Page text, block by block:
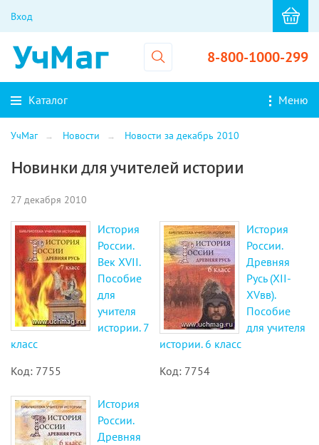
Вход
8-800-1000-299
Каталог Меню
УчМаг Новости Новости за декабрь 2010
Новинки для учителей истории
27 декабря 2010
История
России.
Век XVII.
Пособие
для
учителя
истории. 7
класс
Код: 7755
История
России.
Древняя
Русь (ХII-
ХVвв).
Пособие
для учителя
истории. 6 класс
Код: 7754
История
России.
Древняя